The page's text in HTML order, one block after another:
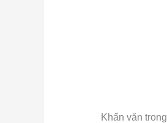
Khấn văn trong